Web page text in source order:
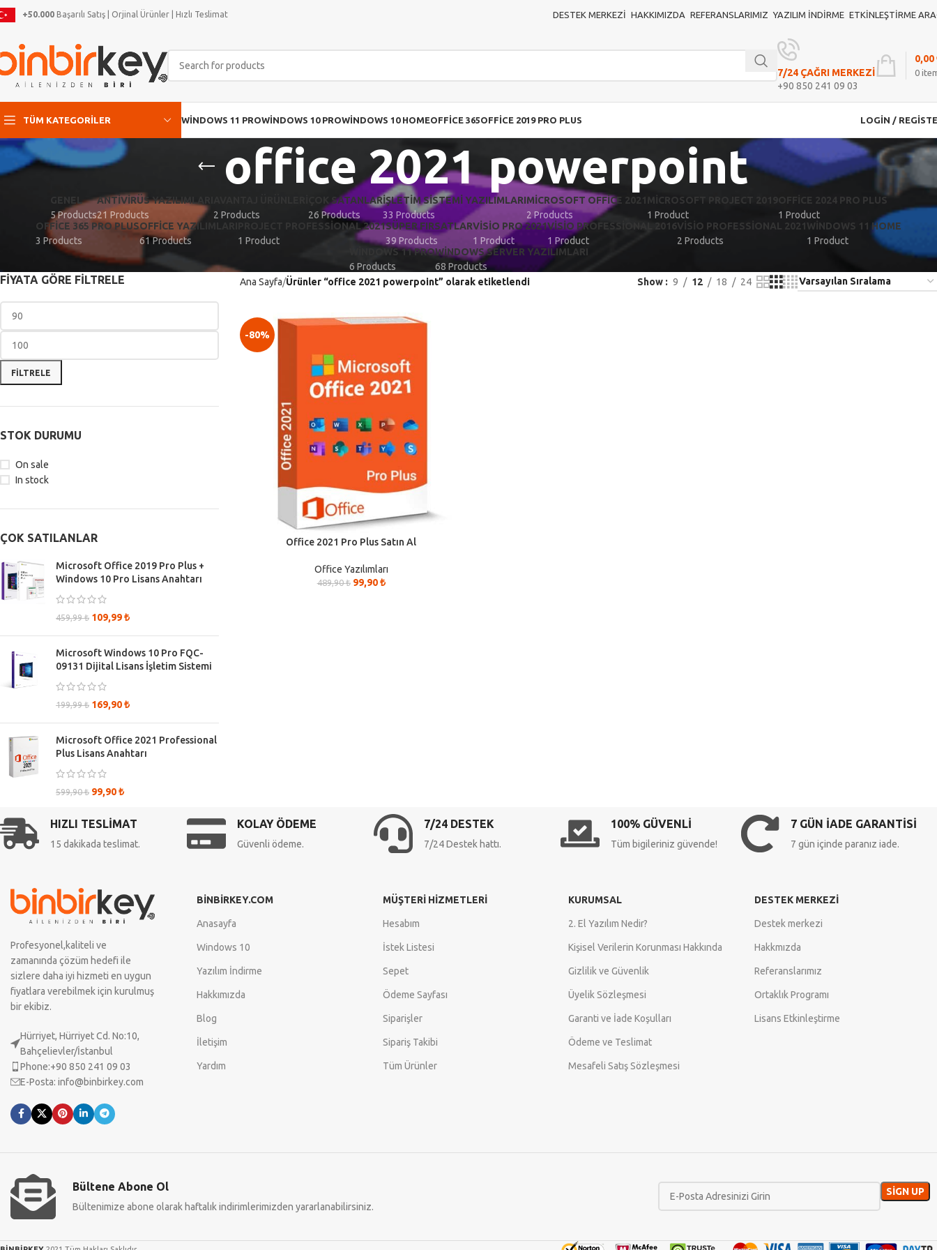
+50.000 Başarılı Satış | Orjinal Ürünler | Hızlı Teslimat DESTEK MERKEZI HAKKIMIZDA REFERANSLARIMIZ YAZILIM İNDIRME ETKINLEŞTIRME
7/24 ÇAĞRI MERKEZİ
+90 850 241 09 03
0
0,00
TÜM KATEGORILER WINDOWS 11 PROWINDOWS 10 PROWINDOWS 10 HOMEOFFICE 365OFFICE 2019 PRO PLUS LOGIN /
office 2021 powerpoint
GENEL
5 Products
ANTIVIRÜS YAZILIMLARI
21 Products
2 Products
ÇOK SATANLAR
26 Products
İŞLETIM SISTEMI YAZILIMLARI
33 Products
MICROSOFT OFFICE 2021
2 Products
MICROSOFT PROJECT 2019
1 Product
OFFICE 2024 PRO PLUS
1 Product
OFFICE 365 PRO PLUS
3 Products
OFFICE YAZILIMLARI
61 Products
PROJECT PROFESSIONAL 2021
1 Product
SÜPER FIRSATLAR
39 Products
VISIO PRO 2021
1 Product
VISIO PROFESSIONAL 2016
1 Product
VISIO PROFESSIONAL 2021
2 Products
WINDOWS 11 HOME
1 Product
WINDOWS 11 PRO
6 Products
WINDOWS SERVER YAZILIMLARI
68 Products
FIYATA GÖRE FILTRELE
FILTRELE
STOK DURUMU
On sale
In stock
ÇOK SATILANLAR
Microsoft Office 2019 Pro Plus +
Windows 10 Pro Lisans Anahtarı
459,99₺ 109,99₺
Microsoft Windows 10 Pro FQC-
09131 Dijital Lisans İşletim Sistemi
199,99₺ 169,90₺
Microsoft Office 2021 Professional
Plus Lisans Anahtarı
599,90₺ 99,90₺
Ana Sayfa Ürünler “office 2021 powerpoint” olarak etiketlendi Show 9 12 18 24
-80%
Office 2021 Pro Plus Satın Al
Office Yazılımları
489,90₺ 99,90₺
HIZLI TESLİMAT
15 dakikada teslimat.
KOLAY ÖDEME
Güvenli ödeme.
7/24 DESTEK
7/24 Destek hattı.
100% GÜVENLİ
Tüm bigileriniz güvende!
7 GÜN İADE GARANTİSİ
7 gün içinde paranız iade.
Profesyonel,kaliteli ve
zamanında çözüm hedefi ile
sizlere daha iyi hizmeti en uygun
fiyatlara verebilmek için kurulmuş
bir ekibiz.
Hürriyet, Hürriyet Cd. No:10,
Bahçelievler/İstanbul
Phone:+90 850 241 09 03
E-Posta: info@binbirkey.com
BİNBİRKEY.COM
Anasayfa
Windows 10
Yazılım İndirme
Hakkımızda
Blog
İletişim
Yardım
MÜŞTERI HIZMETLERI
Hesabım
İstek Listesi
Sepet
Ödeme Sayfası
Siparişler
Sipariş Takibi
Tüm Ürünler
KURUMSAL
2. El Yazılım Nedir?
Kişisel Verilerin Korunması Hakkında
Gizlilik ve Güvenlik
Üyelik Sözleşmesi
Garanti ve İade Koşulları
Ödeme ve Teslimat
Mesafeli Satış Sözleşmesi
DESTEK MERKEZI
Destek merkezi
Hakkmızda
Referanslarımız
Ortaklık Programı
Lisans Etkinleştirme
Bültene Abone Ol
Bültenimize abone olarak haftalık indirimlerimizden yararlanabilirsiniz.